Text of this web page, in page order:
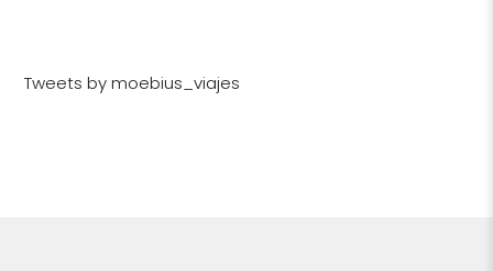
Tweets by moebius_viajes